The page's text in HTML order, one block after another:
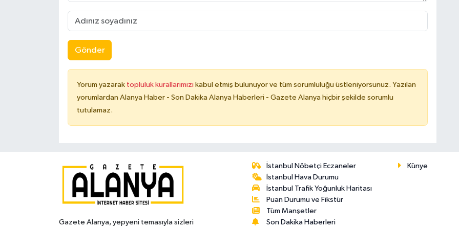
Gönder
Yorum yazarak topluluk kurallarımızı kabul etmiş bulunuyor ve tüm sorumluluğu üstleniyorsunuz. Yazılan
yorumlardan Alanya Haber - Son Dakika Alanya Haberleri - Gazete Alanya hiçbir şekilde sorumlu
tutulamaz.
Gazete Alanya, yepyeni temasıyla sizleri
İstanbul Nöbetçi Eczaneler
İstanbul Hava Durumu
İstanbul Trafik Yoğunluk Haritası
Puan Durumu ve Fikstür
Tüm Manşetler
Son Dakika Haberleri
Künye